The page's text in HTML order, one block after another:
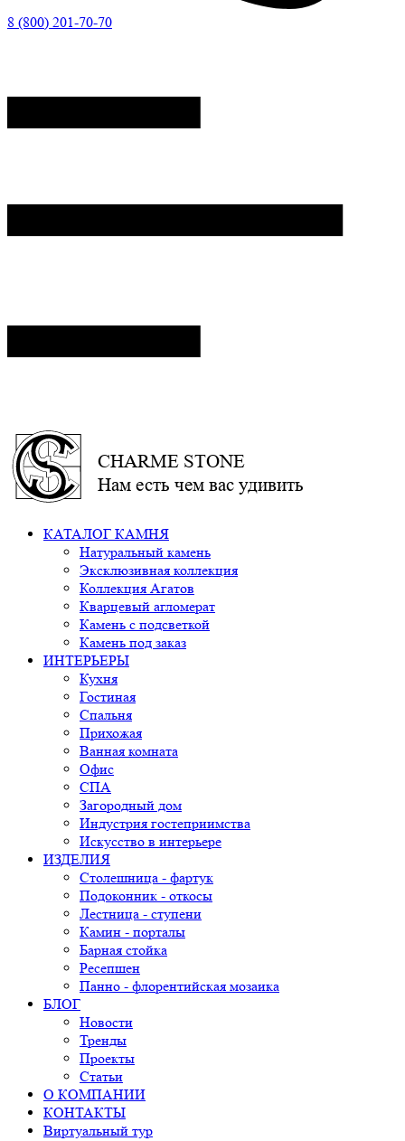
8 (800) 201-70-70
CHARME STONE
Нам есть чем вас удивить
КАТАЛОГ КАМНЯ
Натуральный камень
Эксклюзивная коллекция
Коллекция Агатов
Кварцевый агломерат
Камень с подсветкой
Камень под заказ
ИНТЕРЬЕРЫ
Кухня
Гостиная
Спальня
Прихожая
Ванная комната
Офис
СПА
Загородный дом
Индустрия гостеприимства
Искусство в интерьере
ИЗДЕЛИЯ
Столешница - фартук
Подоконник - откосы
Лестница - ступени
Камин - порталы
Барная стойка
Ресепшен
Панно - флорентийская мозаика
БЛОГ
Новости
Тренды
Проекты
Статьи
О КОМПАНИИ
КОНТАКТЫ
Виртуальный тур